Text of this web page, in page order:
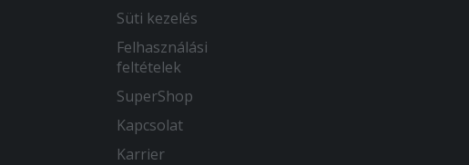
Süti kezelés
Felhasználási
feltételek
SuperShop
Kapcsolat
Karrier